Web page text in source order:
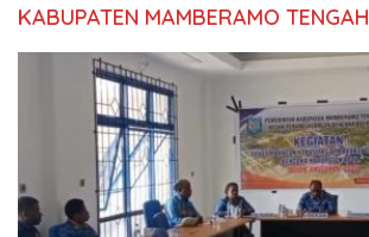
KABUPATEN MAMBERAMO TENGAH